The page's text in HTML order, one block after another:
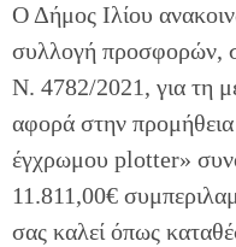
Ο Δήμος Ιλίου
συλλογή προσφορών,
Ν. 4782/2021, για τη
αφορά στην
έγχρωμου plotter»
11.811,00€
σας καλεί όπως